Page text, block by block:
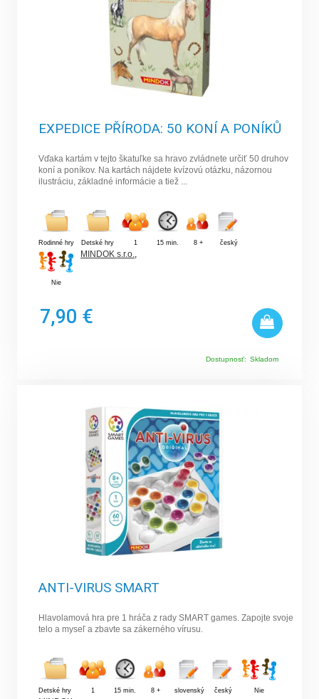
EXPEDICE PŘÍRODA: 50 KONÍ A PONÍKŮ
Vďaka kartám v tejto škatuľke sa hravo zvládnete určiť 50 druhov
koní a poníkov. Na kartách nájdete kvízovú otázku, názornou
ilustráciu, základné informácie a tiež ...
Rodinné hry Detské hry 1 15 min. 8 + český
Nie
MINDOK s.r.o.
7,90 €
Dostupnosť: Skladom
ANTI-VIRUS SMART
Hlavolamová hra pre 1 hráča z rady SMART games. Zapojte svoje
telo a myseľ a zbavte sa zákerného vírusu.
Detské hry 1 15 min. 8 + slovenský český Nie